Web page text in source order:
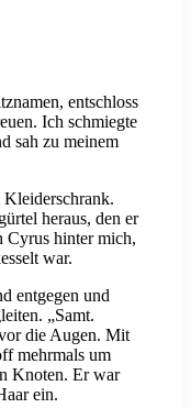
entschloss
Ich schmiegte
sah zu meinem
Kleiderschrank.
heraus, den er
Cyrus hinter mich,
war.
entgegen und
„Samt.
die Augen. Mit
mehrmals um
Knoten. Er war
ein.